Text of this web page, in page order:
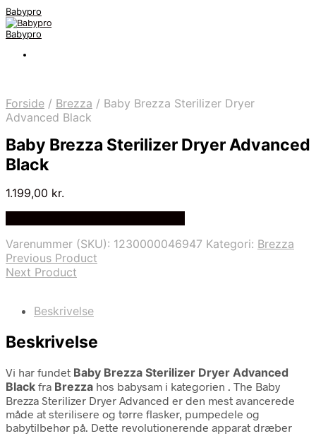
Babypro
Babypro
Forside / Brezza / Baby Brezza Sterilizer Dryer
Advanced Black
Baby Brezza Sterilizer Dryer Advanced
Black
1.199,00 kr.
Varenummer (SKU): 1230000046947 Kategori: Brezza
Previous Product
Next Product
Beskrivelse
Beskrivelse
Vi har fundet Baby Brezza Sterilizer Dryer Advanced
Black fra Brezza hos babysam i kategorien . The Baby
Brezza Sterilizer Dryer Advanced er den mest avancerede
måde at sterilisere og tørre flasker, pumpedele og
babytilbehør på. Dette revolutionerende apparat dræber